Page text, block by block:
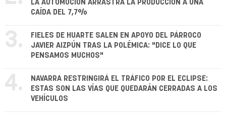
LA AUTOMOCIÓN ARRASTRA LA PRODUCCIÓN A UNA
CAÍDA DEL 7,7%
3.
FIELES DE HUARTE SALEN EN APOYO DEL PÁRROCO
JAVIER AIZPÚN TRAS LA POLÉMICA: "DICE LO QUE
PENSAMOS MUCHOS"
4.
NAVARRA RESTRINGIRÁ EL TRÁFICO POR EL ECLIPSE:
ESTAS SON LAS VÍAS QUE QUEDARÁN CERRADAS A LOS
VEHÍCULOS